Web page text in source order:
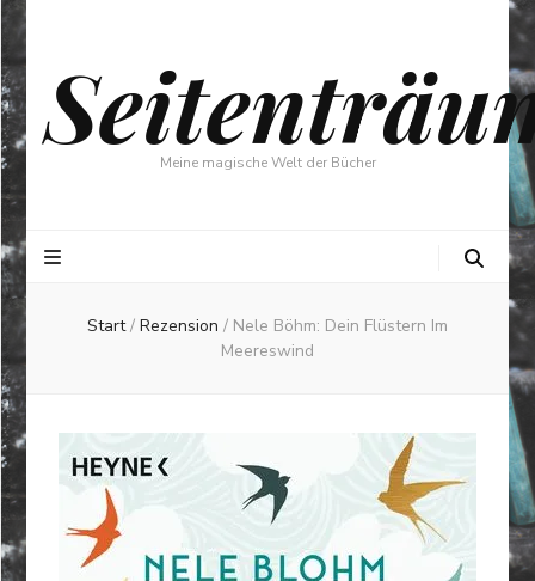
Meine magische Welt der Bücher
Start / Rezension / Nele Böhm: Dein Flüstern Im
Meereswind